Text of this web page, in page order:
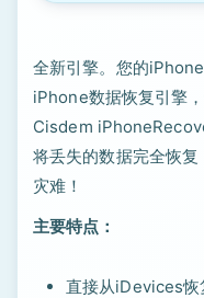
全新引擎。您的
iPhone数据恢复引擎
Cisdem
将丢失的数据完全恢
灾难！
主要特点：
直接从iDevices恢